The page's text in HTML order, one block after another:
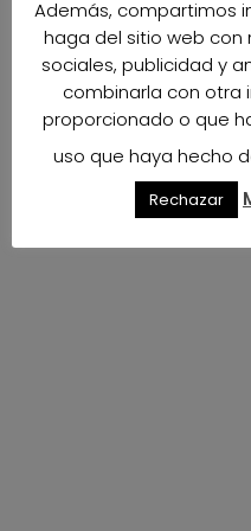
Además, compartimos
haga del sitio web con
sociales, publicidad y
combinarla con otra
proporcionado o que
uso que haya hecho
Rechazar